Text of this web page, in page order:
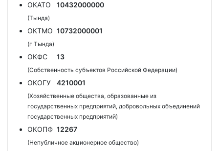
ОКАТО
10432000000
(Тында)
ОКТМО 10732000001
(г Тында)
ОКФС 13
(Собственность субъектов Российской Федерации)
ОКОГУ 4210001
(Хозяйственные общества, образованные из
государственных предприятий, добровольных объединений
государственных предприятий)
ОКОПФ 12267
(Непубличное акционерное общество)